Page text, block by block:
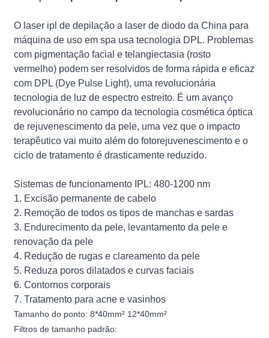
O laser ipl de depilação a laser de diodo da China para
máquina de uso em spa usa tecnologia DPL. Problemas
com pigmentação facial e telangiectasia (rosto
vermelho) podem ser resolvidos de forma rápida e eficaz
com DPL (Dye Pulse Light), uma revolucionária
tecnologia de luz de espectro estreito. É um avanço
revolucionário no campo da tecnologia cosmética óptica
de rejuvenescimento da pele, uma vez que o impacto
terapêutico vai muito além do fotorejuvenescimento e o
ciclo de tratamento é drasticamente reduzido.
Sistemas de funcionamento IPL: 480-1200 nm
1. Excisão permanente de cabelo
2. Remoção de todos os tipos de manchas e sardas
3. Endurecimento da pele, levantamento da pele e
renovação da pele
4. Redução de rugas e clareamento da pele
5. Reduza poros dilatados e curvas faciais
6. Contornos corporais
7. Tratamento para acne e vasinhos
Tamanho do ponto: 8*40mm² 12*40mm²
Filtros de tamanho padrão: